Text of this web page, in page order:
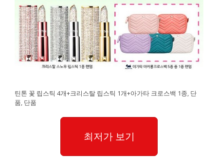
틴톤 꽃 립스틱 4개+크리스탈 립스틱 1개+아가타 크로스백 1종, 단
품, 단품
최저가 보기